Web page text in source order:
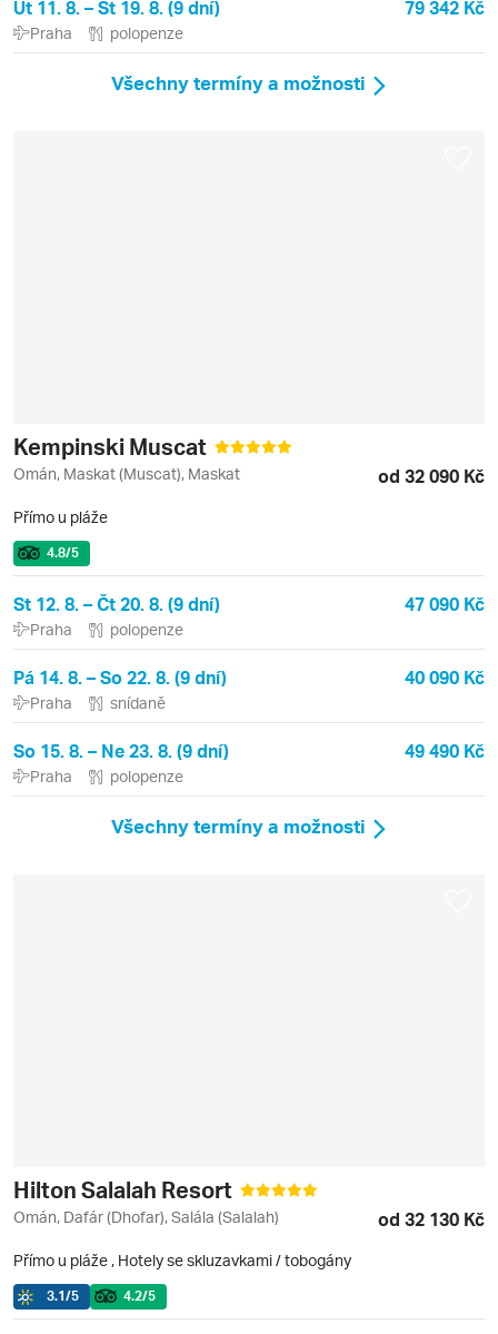
Út 11. 8. – St 19. 8. (9 dní) 79 342 Kč
Praha polopenze
Všechny termíny a možnosti
Kempinski Muscat
Omán, Maskat (Muscat), Maskat od 32 090 Kč
Přímo u pláže
4.8/5
St 12. 8. – Čt 20. 8. (9 dní) 47 090 Kč
Praha polopenze
Pá 14. 8. – So 22. 8. (9 dní) 40 090 Kč
Praha snídaně
So 15. 8. – Ne 23. 8. (9 dní) 49 490 Kč
Praha polopenze
Všechny termíny a možnosti
Hilton Salalah Resort
Omán, Dafár (Dhofar), Salála (Salalah) od 32 130 Kč
Přímo u pláže , Hotely se skluzavkami / tobogány
3.1/5 4.2/5